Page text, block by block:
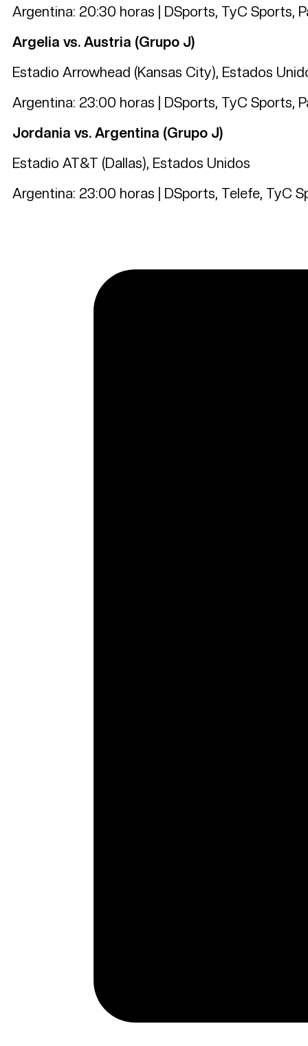
Argentina: 20:30 horas | DSports, TyC Sports,
Argelia vs. Austria (Grupo J)
Estadio Arrowhead (Kansas City), Estados
Argentina: 23:00 horas | DSports, TyC Sports,
Jordania vs. Argentina (Grupo J)
Estadio AT&T (Dallas), Estados Unidos
Argentina: 23:00 horas | DSports, Telefe, TyC